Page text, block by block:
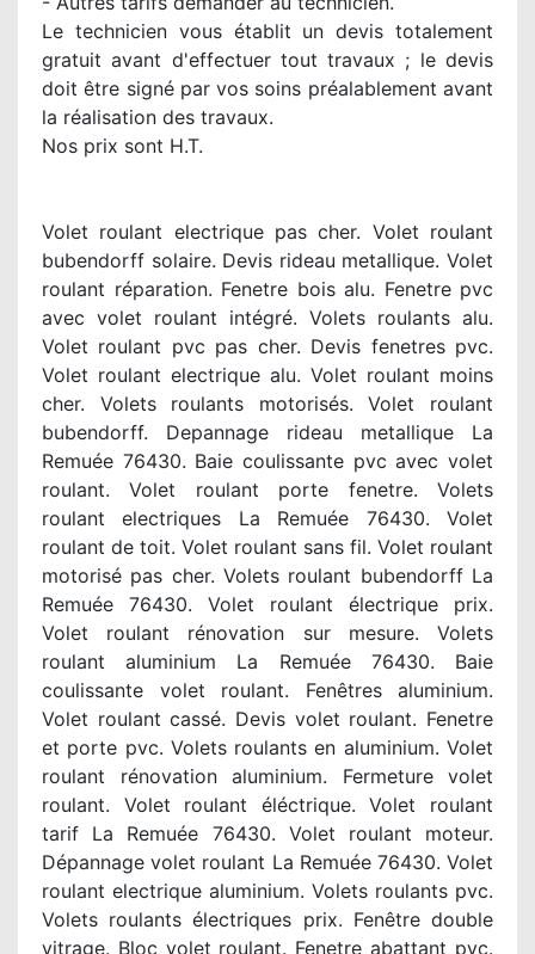
Le technicien vous établit un devis totalement
gratuit avant d'effectuer tout travaux ; le devis
doit être signé par vos soins préalablement avant
la réalisation des travaux.
Nos prix sont H.T.
Volet roulant electrique pas cher. Volet roulant
bubendorff solaire. Devis rideau metallique. Volet
roulant réparation. Fenetre bois alu. Fenetre pvc
avec volet roulant intégré. Volets roulants alu.
Volet roulant pvc pas cher. Devis fenetres pvc.
Volet roulant electrique alu. Volet roulant moins
cher. Volets roulants motorisés. Volet roulant
bubendorff. Depannage rideau metallique La
Remuée 76430. Baie coulissante pvc avec volet
roulant. Volet roulant porte fenetre. Volets
roulant electriques La Remuée 76430. Volet
roulant de toit. Volet roulant sans fil. Volet roulant
motorisé pas cher. Volets roulant bubendorff La
Remuée 76430. Volet roulant électrique prix.
Volet roulant rénovation sur mesure. Volets
roulant aluminium La Remuée 76430. Baie
coulissante volet roulant. Fenêtres aluminium.
Volet roulant cassé. Devis volet roulant. Fenetre
et porte pvc. Volets roulants en aluminium. Volet
roulant rénovation aluminium. Fermeture volet
roulant. Volet roulant éléctrique. Volet roulant
tarif La Remuée 76430. Volet roulant moteur.
Dépannage volet roulant La Remuée 76430. Volet
roulant electrique aluminium. Volets roulants pvc.
Volets roulants électriques prix. Fenêtre double
vitrage. Bloc volet roulant. Fenetre abattant pvc.